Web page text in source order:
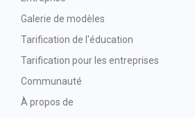
Galerie de modèles
Tarification de l'éducation
Tarification pour les entreprises
Communauté
À propos de